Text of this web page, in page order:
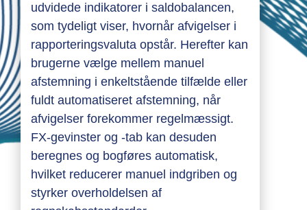
udvidede indikatorer i saldobalancen,
som tydeligt viser, hvornår afvigelser i
rapporteringsvaluta opstår. Herefter kan
brugerne vælge mellem manuel
afstemning i enkeltstående tilfælde eller
fuldt automatiseret afstemning, når
afvigelser forekommer regelmæssigt.
FX-gevinster og -tab kan desuden
beregnes og bogføres automatisk,
hvilket reducerer manuel indgriben og
styrker overholdelsen af